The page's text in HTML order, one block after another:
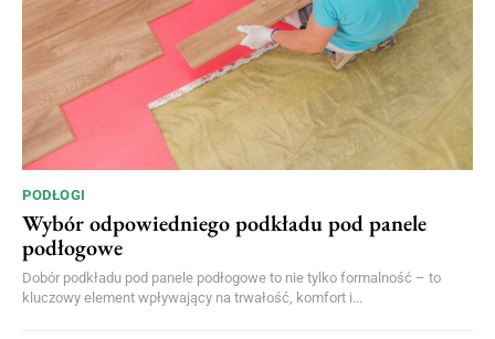
PODŁOGI
Wybór odpowiedniego podkładu pod panele
podłogowe
Dobór podkładu pod panele podłogowe to nie tylko formalność – to
kluczowy element wpływający na trwałość, komfort i...